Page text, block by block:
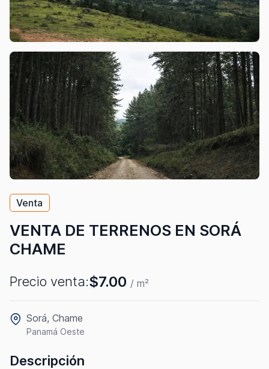
Venta
VENTA DE TERRENOS EN SORÁ
CHAME
Precio venta:$7.00 / m²
Sorá, Chame
Panamá Oeste
Descripción